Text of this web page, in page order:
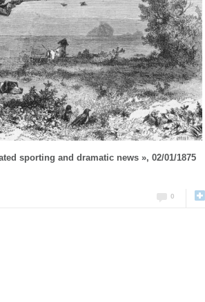
sporting and dramatic news », 02/01/1875
0